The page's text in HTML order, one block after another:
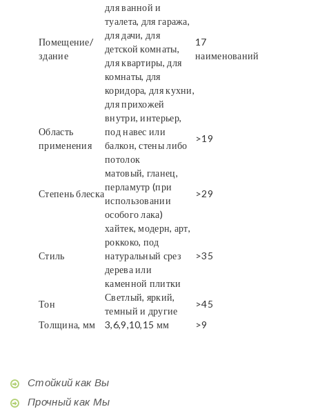
Помещение/
здание
для ванной и
туалета, для гаража,
для дачи, для
детской комнаты,
для квартиры, для
комнаты, для
коридора, для кухни,
для прихожей
17
наименований
Область
применения
внутри, интерьер,
под навес или
балкон, стены либо
потолок
>19
Степень блеска
матовый, гланец,
перламутр (при
использовании
особого лака)
>29
Стиль
хайтек, модерн, арт,
роккоко, под
натуральный срез
дерева или
каменной плитки
>35
Тон
Светлый, яркий,
темный и другие
>45
Толщина, мм
3,6,9,10,15 мм >9
Стойкий как Вы
Прочный как Мы